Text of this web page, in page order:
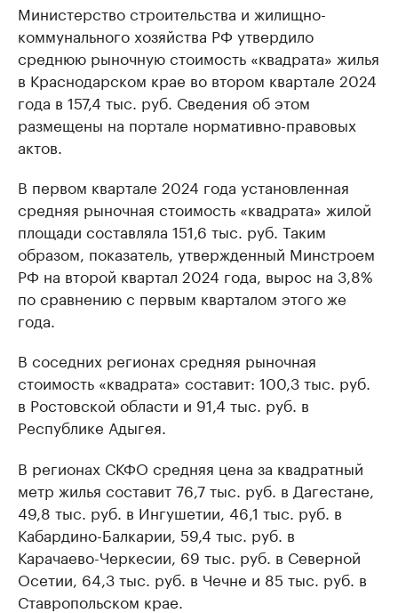
Министерство строительства и жилищно-
коммунального хозяйства РФ утвердило
среднюю рыночную стоимость «квадрата» жилья
в Краснодарском крае во втором квартале 2024
года в 157,4 тыс. руб. Сведения об этом
размещены на портале нормативно-правовых
актов.
В первом квартале 2024 года установленная
средняя рыночная стоимость «квадрата» жилой
площади составляла 151,6 тыс. руб. Таким
образом, показатель, утвержденный Минстроем
РФ на второй квартал 2024 года, вырос на 3,8%
по сравнению с первым кварталом этого же
года.
В соседних регионах средняя рыночная
стоимость «квадрата» составит: 100,3 тыс. руб.
в Ростовской области и 91,4 тыс. руб. в
Республике Адыгея.
В регионах СКФО средняя цена за квадратный
метр жилья составит 76,7 тыс. руб. в Дагестане,
49,8 тыс. руб. в Ингушетии, 46,1 тыс. руб. в
Кабардино-Балкарии, 59,4 тыс. руб. в
Карачаево-Черкесии, 69 тыс. руб. в Северной
Осетии, 64,3 тыс. руб. в Чечне и 85 тыс. руб. в
Ставропольском крае.